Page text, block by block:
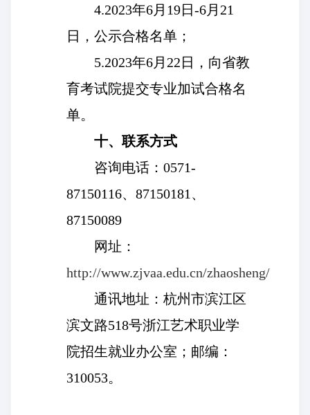
4.2023年6月19日-6月21
日，公示合格名单；
5.2023年6月22日，向省教
育考试院提交专业加试合格名
单。
十、联系方式
咨询电话：0571-
87150116、87150181、
87150089
网址：
http://www.zjvaa.edu.cn/zhaosheng/
通讯地址：杭州市滨江区
滨文路518号浙江艺术职业学
院招生就业办公室；邮编：
310053。